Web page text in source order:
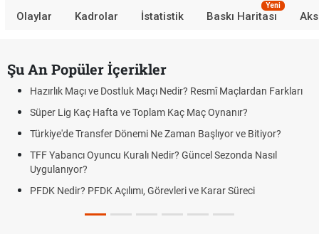
Olaylar Kadrolar İstatistik Baskı Haritası
Yeni
Şu An Popüler İçerikler
Hazırlık Maçı ve Dostluk Maçı Nedir? Resmî Maçlardan Farkları
Süper Lig Kaç Hafta ve Toplam Kaç Maç Oynanır?
Türkiye'de Transfer Dönemi Ne Zaman Başlıyor ve Bitiyor?
TFF Yabancı Oyuncu Kuralı Nedir? Güncel Sezonda Nasıl
Uygulanıyor?
PFDK Nedir? PFDK Açılımı, Görevleri ve Karar Süreci